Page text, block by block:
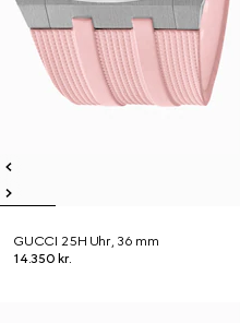
GUCCI 25H Uhr, 36 mm
14.350 kr.